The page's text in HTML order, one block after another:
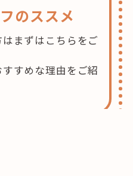
のススメ
まずはこちらをご
すめな理由をご紹